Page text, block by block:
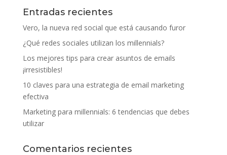
Entradas recientes
Vero, la nueva red social que está causando furor
¿Qué redes sociales utilizan los millennials?
Los mejores tips para crear asuntos de emails
¡irresistibles!
10 claves para una estrategia de email marketing
efectiva
Marketing para millennials: 6 tendencias que debes
utilizar
Comentarios recientes